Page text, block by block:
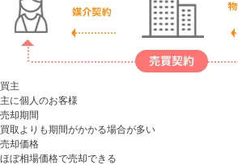
買主
主に個人のお客様
売却期間
買取よりも期間がかかる場合が多い
売却価格
ほぼ相場価格で売却できる